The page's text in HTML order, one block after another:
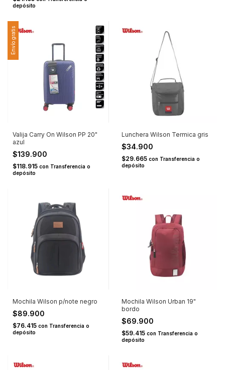
depósito
Envío gratis
Valija Carry On Wilson PP 20"
azul
$139.900
$118.915 con Transferencia o
depósito
Lunchera Wilson Termica gris
$34.900
$29.665 con Transferencia o
depósito
Mochila Wilson p/note negro
$89.900
$76.415 con Transferencia o
depósito
Mochila Wilson Urban 19"
bordo
$69.900
$59.415 con Transferencia o
depósito